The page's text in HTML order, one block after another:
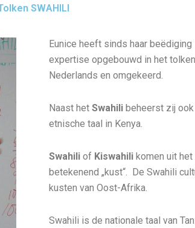
SWAHILI
Eunice heeft sinds haar
expertise opgebouwd in het
Nederlands en omgekeerd.
Naast het Swahili beheerst zij
etnische taal in Kenya.
Swahili of Kiswahili komen uit
betekenend „kust“. De Swahili
kusten van Oost-Afrika.
Swahili is de nationale taal van